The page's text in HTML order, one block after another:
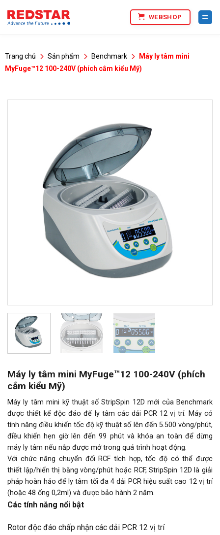
qua
WEBSHOP
Trang chủ Sản phẩm Benchmark
Máy ly tâm mini
MyFuge™12 100-240V (phích cắm kiểu Mỹ)
Máy ly tâm mini MyFuge™12 100-240V (phích
cắm kiểu Mỹ)
Máy ly tâm mini kỹ thuật số StripSpin 12D mới của Benchmark
được thiết kế độc đáo để ly tâm các dải PCR 12 vị trí. Máy có
tính năng điều khiển tốc độ kỹ thuật số lên đến 5.500 vòng/phút,
điều khiển hẹn giờ lên đến 99 phút và khóa an toàn để dừng
máy ly tâm nếu nắp được mở trong quá trình hoạt động.
Với chức năng chuyển đổi RCF tích hợp, tốc độ có thể được
thiết lập/hiển thị bằng vòng/phút hoặc RCF, StripSpin 12D là giải
pháp hoàn hảo để ly tâm tối đa 4 dải PCR hiệu suất cao 12 vị trí
(hoặc 48 ống 0,2ml) và được bảo hành 2 năm.
Các tính năng nổi bật
Rotor độc đáo chấp nhận các dải PCR 12 vị trí